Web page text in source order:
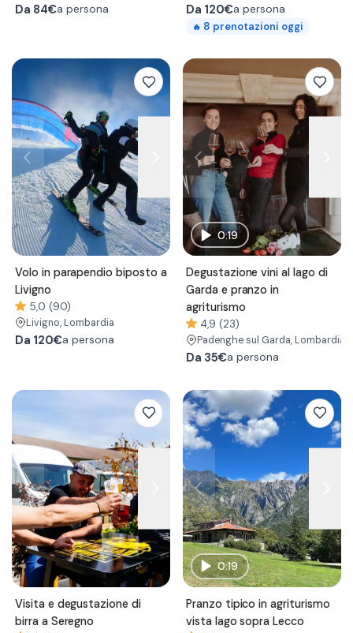
Da 84€a persona Da 120€a persona
🔥 8 prenotazioni oggi
Volo in parapendio biposto a
Livigno
5,0 (90)
Livigno, Lombardia
Da 120€a persona
0:19
Degustazione vini al lago di
Garda e pranzo in
agriturismo
4,9 (23)
Padenghe sul Garda, Lombardia
Da 35€a persona
Visita e degustazione di
birra a Seregno
0:19
Pranzo tipico in agriturismo
vista lago sopra Lecco